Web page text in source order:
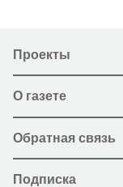
Проекты
О газете
Обратная связь
Подписка